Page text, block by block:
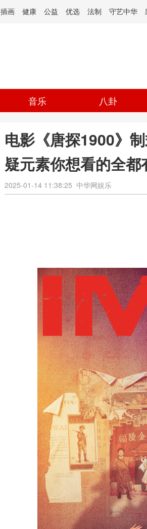
插画 健康 公益 优选 法制 守艺中华
音乐 八卦
电影《唐探1900》
疑元素你想看的全都
2025-01-14 11:38:25 中华网娱乐